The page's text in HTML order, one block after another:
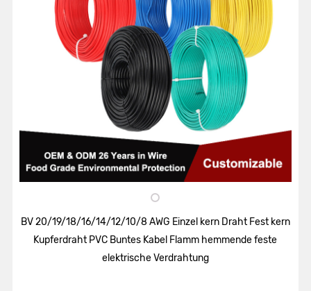
BV 20/19/18/16/14/12/10/8 AWG Einzel kern Draht Fest kern
Kupferdraht PVC Buntes Kabel Flamm hemmende feste
elektrische Verdrahtung